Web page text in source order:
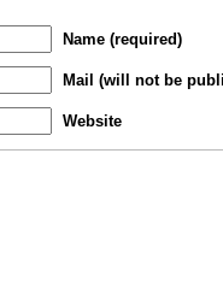
Name (required)
Mail (will not be
Website